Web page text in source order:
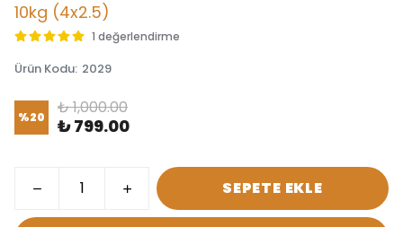
10kg (4x2.5)
1 değerlendirme
Ürün Kodu: 2029
%20 ₺ 1,000.00
₺ 799.00
SEPETE EKLE